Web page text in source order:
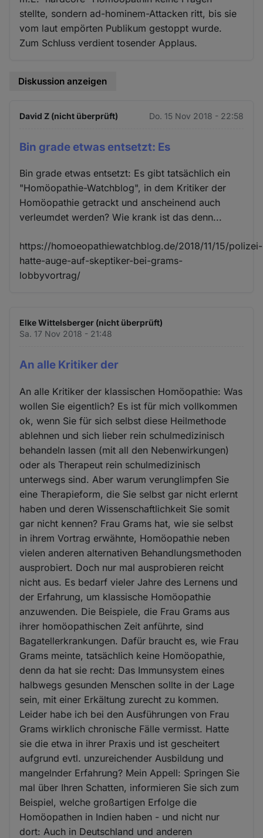
stellte, sondern ad-hominem-Attacken ritt, bis sie
vom laut empörten Publikum gestoppt wurde.
Zum Schluss verdient tosender Applaus.
Diskussion anzeigen
David Z (nicht überprüft) Do. 15 Nov 2018 - 22:58
Bin grade etwas entsetzt: Es
Bin grade etwas entsetzt: Es gibt tatsächlich ein
"Homöopathie-Watchblog", in dem Kritiker der
Homöopathie getrackt und anscheinend auch
verleumdet werden? Wie krank ist das denn...
https://homoeopathiewatchblog.de/2018/11/15/polizei-
hatte-auge-auf-skeptiker-bei-grams-
lobbyvortrag/
Elke Wittelsberger (nicht überprüft)
Sa. 17 Nov 2018 - 21:48
An alle Kritiker der
An alle Kritiker der klassischen Homöopathie: Was
wollen Sie eigentlich? Es ist für mich vollkommen
ok, wenn Sie für sich selbst diese Heilmethode
ablehnen und sich lieber rein schulmedizinisch
behandeln lassen (mit all den Nebenwirkungen)
oder als Therapeut rein schulmedizinisch
unterwegs sind. Aber warum verunglimpfen Sie
eine Therapieform, die Sie selbst gar nicht erlernt
haben und deren Wissenschaftlichkeit Sie somit
gar nicht kennen? Frau Grams hat, wie sie selbst
in ihrem Vortrag erwähnte, Homöopathie neben
vielen anderen alternativen Behandlungsmethoden
ausprobiert. Doch nur mal ausprobieren reicht
nicht aus. Es bedarf vieler Jahre des Lernens und
der Erfahrung, um klassische Homöopathie
anzuwenden. Die Beispiele, die Frau Grams aus
ihrer homöopathischen Zeit anführte, sind
Bagatellerkrankungen. Dafür braucht es, wie Frau
Grams meinte, tatsächlich keine Homöopathie,
denn da hat sie recht: Das Immunsystem eines
halbwegs gesunden Menschen sollte in der Lage
sein, mit einer Erkältung zurecht zu kommen.
Leider habe ich bei den Ausführungen von Frau
Grams wirklich chronische Fälle vermisst. Hatte
sie die etwa in ihrer Praxis und ist gescheitert
aufgrund evtl. unzureichender Ausbildung und
mangelnder Erfahrung? Mein Appell: Springen Sie
mal über Ihren Schatten, informieren Sie sich zum
Beispiel, welche großartigen Erfolge die
Homöopathen in Indien haben - und nicht nur
dort: Auch in Deutschland und anderen